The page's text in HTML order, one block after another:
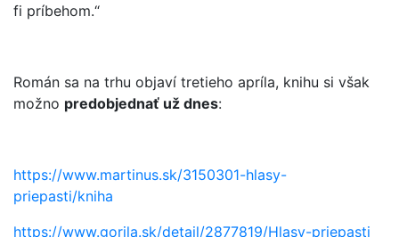
fi príbehom.“
Román sa na trhu objaví tretieho apríla, knihu si však
možno predobjednať už dnes:
https://www.martinus.sk/3150301-hlasy-
priepasti/kniha
https://www.gorila.sk/detail/2877819/Hlasy-priepasti